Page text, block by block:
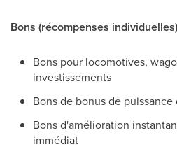
Bons (récompenses
Bons pour locomotives,
investissements
Bons de bonus de
Bons d'amélioration
immédiat